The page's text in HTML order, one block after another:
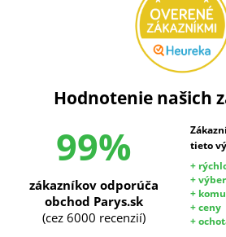
Hodnotenie našich
99%
tieto
+
+
+
+ ceny
+
zákazníkov odporúča
obchod Parys.sk
(cez 6000 recenzií)